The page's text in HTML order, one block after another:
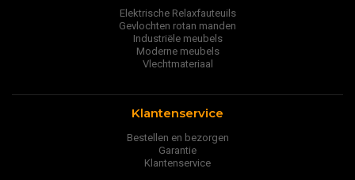
Elektrische Relaxfauteuils
Gevlochten rotan manden
Industriële meubels
Moderne meubels
Vlechtmateriaal
Klantenservice
Bestellen en bezorgen
Garantie
Klantenservice